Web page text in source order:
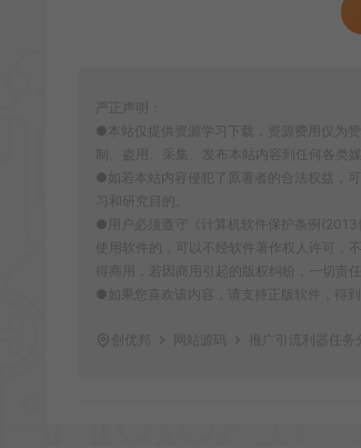
严正声明：
●本站仅提供资源学习下载，资源费用仅为
制、盗用、采集、发布本站内容到任何各类媒
●如若本站内容侵犯了原著者的合法权益，
习和研究目的。
●用户必须遵守《计算机软件保护条例(2013
使用软件的，可以不经软件著作权人许可，
得商用，若因商用引起的版权纠纷，一切责
●如果您喜欢该内容，请支持正版软件，得
创优邦 网站源码 推广引流利器任